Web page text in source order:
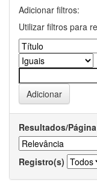
Adicionar filtros:
Utilizar filtros para
Resultados/Página
Registro(s)